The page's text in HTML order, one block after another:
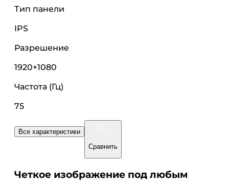
Тип панели
IPS
Разрешение
1920×1080
Частота (Гц)
75
Все характеристики
Сравнить
Четкое изображение под любым